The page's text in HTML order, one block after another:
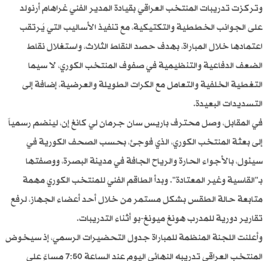
وتركزت تدريبات المنتخب العراقي بقيادة المدير الفني غراهام أرنولد
على الجوانب الخططية والتكتيكية، مع تنفيذ الأساليب التي يُرتقب
اعتمادها خلال المباراة، بهدف حصد النقاط الثلاث، واستغلال نقاط
الضعف الدفاعية والتنظيمية في صفوف المنتخب الكوري، لا سيما
التغطية الخلفية والتعامل مع الكرات الطويلة والعرضية، إضافة إلى
التسديدات البعيدة.
في المقابل، وصل محترف باريس سان جرمان لي كانغ إن، لينضم رسمياً
إلى بعثة المنتخب الكوري، الذي فوجئ، بحسب الصحف الكورية في
سيئول، بالأجواء الحارة والرياح الجافة في مدينة البصرة، ووصفتها
بـ"القاسية وغير المعتادة". وبدأ الطاقم الفني للمنتخب الكوري مهمة
متابعة حالة الطقس بشكل مستمر من خلال أحد أعضاء الجهاز، لرفع
تقارير دورية للمدرب هونغ ميونغ-بو أثناء التدريبات.
وأعلنت اللجنة المنظمة للمباراة جدول التحضيرات الرسمي، إذ سيخوض
المنتخب العراقي تدريبه النهائي اليوم عند الساعة 7:50 مساءً على